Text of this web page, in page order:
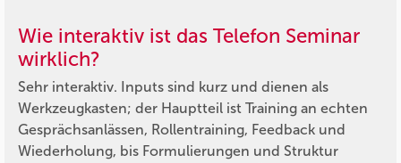
Wie interaktiv ist das Telefon Seminar
wirklich?
Sehr interaktiv. Inputs sind kurz und dienen als
Werkzeugkasten; der Hauptteil ist Training an echten
Gesprächsanlässen, Rollentraining, Feedback und
Wiederholung, bis Formulierungen und Struktur